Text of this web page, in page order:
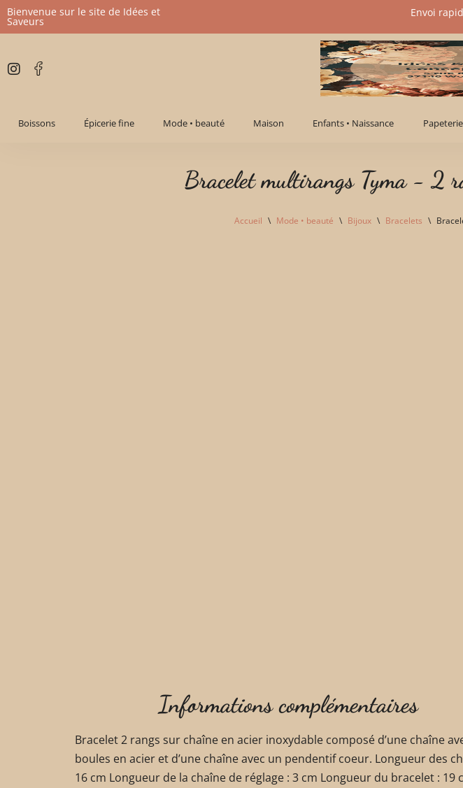
Aller
contenu
Bienvenue sur le site de Idées et
Saveurs
Envoi
Boissons Épicerie fine Mode • beauté Maison Enfants • Naissance Papeterie
Bracelet multirangs Tyma - 2
Accueil \ Mode • beauté \ Bijoux \ Bracelets \
Informations complémentaires
Bracelet 2 rangs sur chaîne en acier inoxydable composé d’une chaîne
boules en acier et d’une chaîne avec un pendentif coeur. Longueur des
16 cm Longueur de la chaîne de réglage : 3 cm Longueur du bracelet : 19